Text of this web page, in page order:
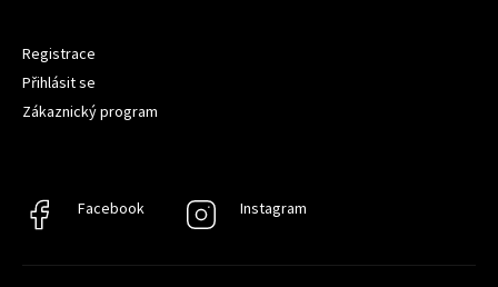
Registrace
Přihlásit se
Zákaznický program
Facebook
Facebook Instagram
Instagram